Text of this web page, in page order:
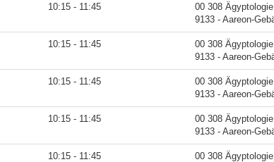
10:15 - 11:45
00 308 Ägyptologie
9133 - Aareon-
10:15 - 11:45
00 308 Ägyptologie
9133 - Aareon-
10:15 - 11:45
00 308 Ägyptologie
9133 - Aareon-
10:15 - 11:45
00 308 Ägyptologie
9133 - Aareon-
10:15 - 11:45
00 308 Ägyptologie